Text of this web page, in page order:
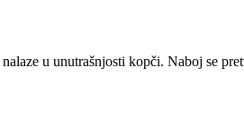
u unutrašnjosti kopči. Naboj se